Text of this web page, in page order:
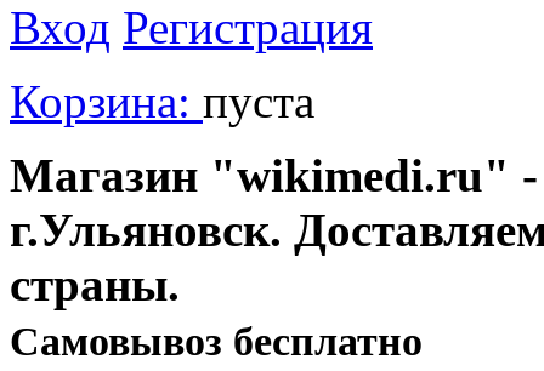
Вход Регистрация
Корзина: пуста
Магазин "wikimedi.ru" -
г.Ульяновск.
страны.
Cамовывоз бесплатно